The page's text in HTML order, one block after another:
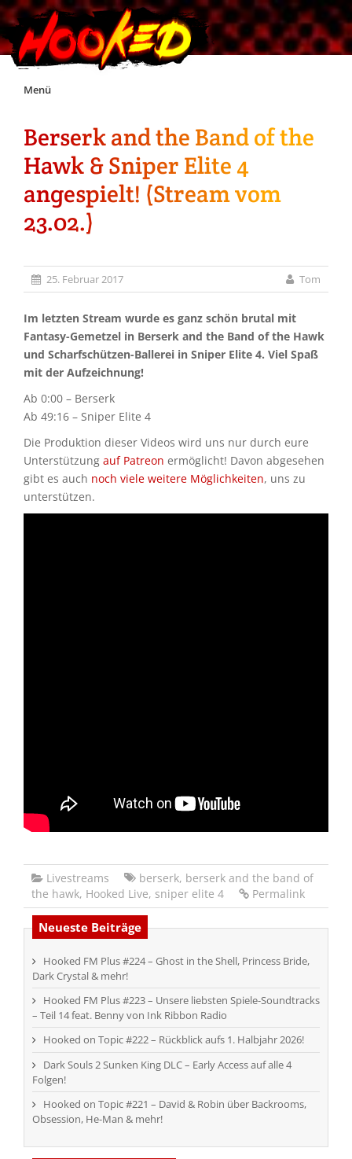
Skip
Menü
Unterstützt Hooked!
Exklusiv für Supporter*innen
Impressum
Jobs
Discord
Berserk and the Band of the
Hawk & Sniper Elite 4
angespielt! (Stream vom
23.02.)
25. Februar 2017 Tom
Im letzten Stream wurde es ganz schön brutal mit
Fantasy-Gemetzel in Berserk and the Band of the Hawk
und Scharfschützen-Ballerei in Sniper Elite 4. Viel Spaß
mit der Aufzeichnung!
Ab 0:00 – Berserk
Ab 49:16 – Sniper Elite 4
Die Produktion dieser Videos wird uns nur durch eure
Unterstützung auf Patreon ermöglicht! Davon abgesehen
gibt es auch noch viele weitere Möglichkeiten, uns zu
unterstützen.
Livestreams berserk, berserk and the band of
the hawk, Hooked Live, sniper elite 4 Permalink
Neueste Beiträge
Hooked FM Plus #224 – Ghost in the Shell, Princess Bride,
Dark Crystal & mehr!
Hooked FM Plus #223 – Unsere liebsten Spiele-Soundtracks
– Teil 14 feat. Benny von Ink Ribbon Radio
Hooked on Topic #222 – Rückblick aufs 1. Halbjahr 2026!
Dark Souls 2 Sunken King DLC – Early Access auf alle 4
Folgen!
Hooked on Topic #221 – David & Robin über Backrooms,
Obsession, He-Man & mehr!